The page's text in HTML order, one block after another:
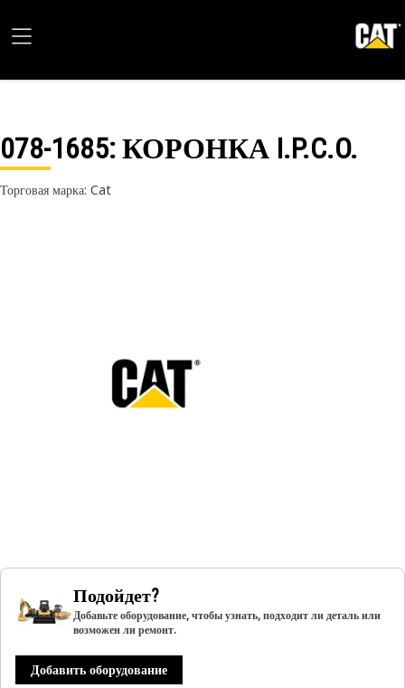
078-1685: КОРОНКА I.P.C.O.
Торговая марка: Cat
Подойдет?
Добавьте оборудование, чтобы узнать, подходит ли деталь или
возможен ли ремонт.
Добавить оборудование